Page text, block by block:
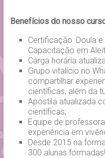
Benefícios do nosso
Certificação: Doula
Capacitação em
Carga horária
Grupo vitalício no
compartilhar
científicas, além da
Apostila atualizada
científicas;
Equipe de
experiência em
Desde 2015 na
300 alunas formadas!